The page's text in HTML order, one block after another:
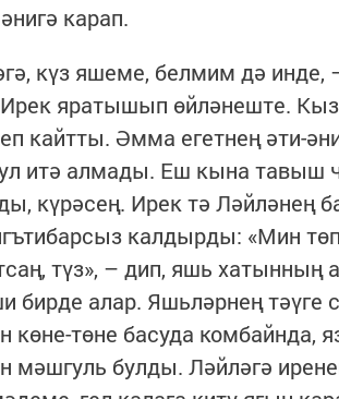
карап.
күз яшеме, белмим дә инде,
яратышып өйләнеште.
кайтты. Әмма егетнең әти-
итә алмады. Еш кына тавыш
күрәсең. Ирек тә Ләйләнең
калдырды: «Мин
түз», – дип, яшь хатынның
бирде алар. Яшьләрнең тәүге
көне-төне басуда комбайнда,
мәшгуль булды. Ләйләгә